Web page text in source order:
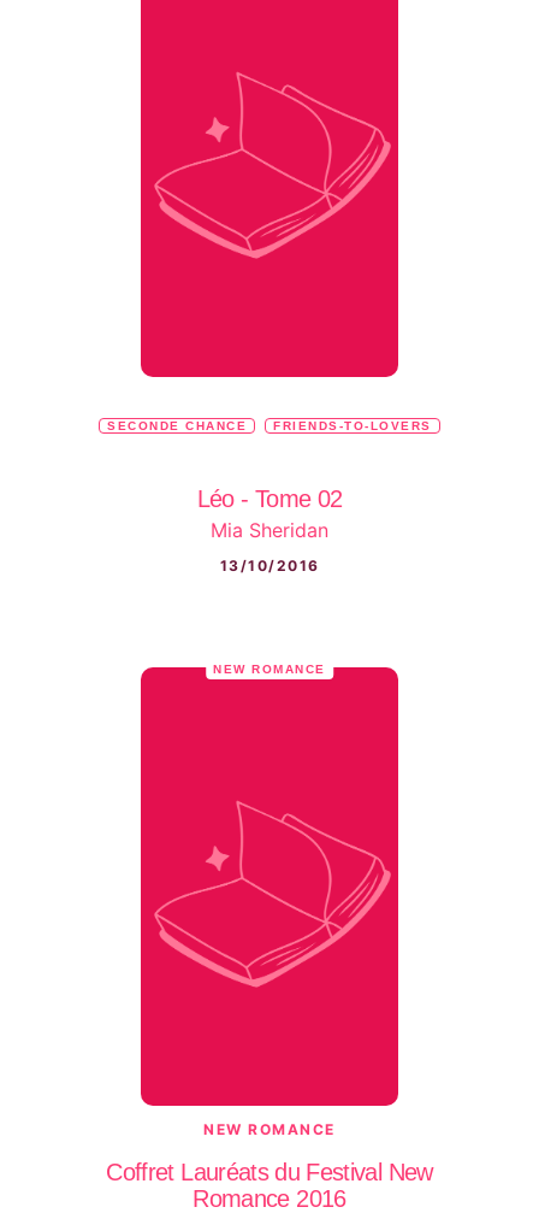
SECONDE CHANCE FRIENDS-TO-LOVERS
Léo - Tome 02
Mia Sheridan
13/10/2016
NEW ROMANCE
NEW ROMANCE
Coffret Lauréats du Festival New
Romance 2016